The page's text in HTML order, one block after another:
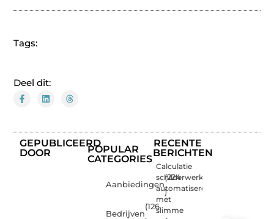
Tags:
Deel dit:
GEPUBLICEERD
DOOR
POPULAR
CATEGORIES
Aanbiedingen
(224
)
Bedrijven
(126
RECENTE
BERICHTEN
Calculatie
schilderwerk
automatiseren
met
slimme